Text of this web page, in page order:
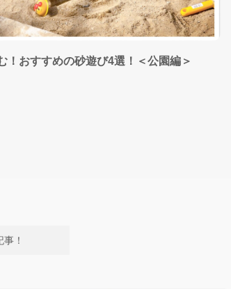
！おすすめの砂遊び4選！＜公園編＞
事！